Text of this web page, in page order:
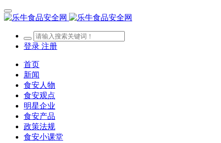
登录 注册
首页
新闻
食安人物
食安观点
明星企业
食安产品
政策法规
食安小课堂